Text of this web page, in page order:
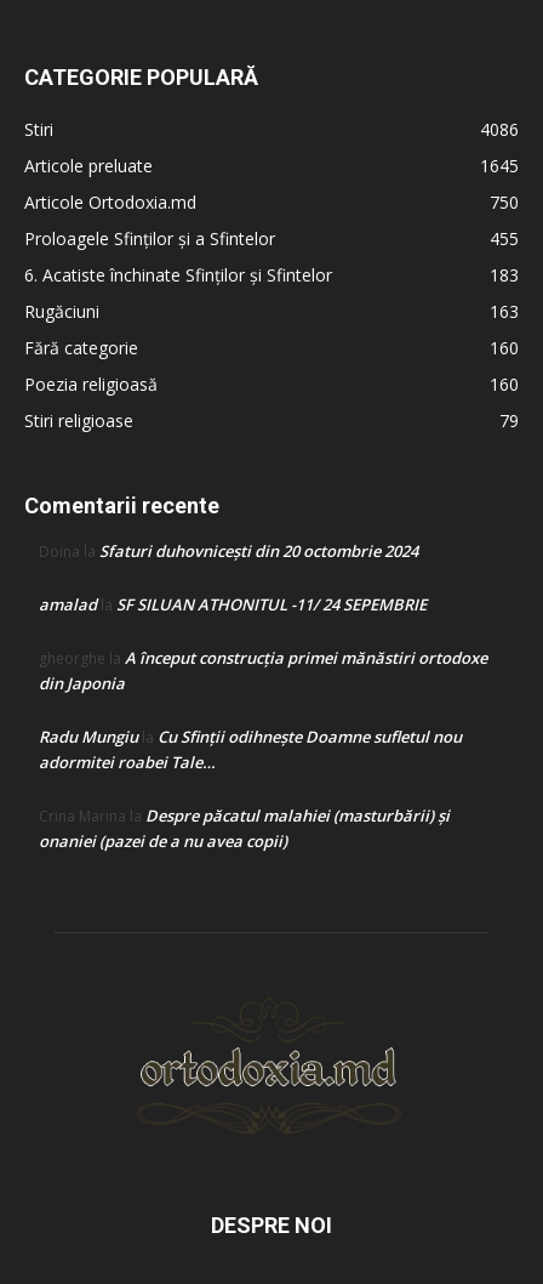
CATEGORIE POPULARĂ
Stiri
4086
Articole preluate
1645
Articole Ortodoxia.md
750
Proloagele Sfinților și a Sfintelor
455
6. Acatiste închinate Sfinților și Sfintelor
183
Rugăciuni
163
Fără categorie
160
Poezia religioasă
160
Stiri religioase
79
Comentarii recente
Doina la Sfaturi duhovnicești din 20 octombrie 2024
amaladla SF SILUAN ATHONITUL -11/ 24 SEPEMBRIE
gheorghe la A început construcţia primei mănăstiri ortodoxe
din Japonia
Radu Mungiula Cu Sfinții odihnește Doamne sufletul nou
adormitei roabei Tale…
Crina Marina la Despre păcatul malahiei (masturbării) şi
onaniei (pazei de a nu avea copii)
DESPRE NOI